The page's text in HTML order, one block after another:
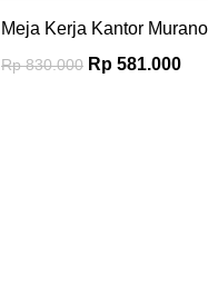
Meja Kerja Kantor
Rp830.000 Rp 581.000